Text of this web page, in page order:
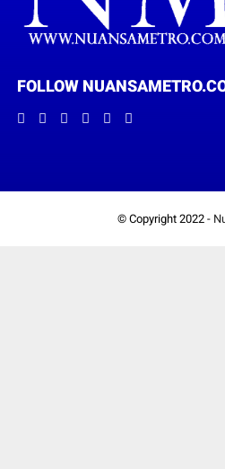
FOLLOW
© Copyright 2022 -